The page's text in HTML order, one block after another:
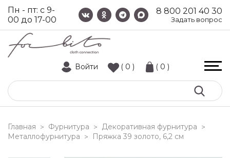
8 800 201 40 30
Задать вопрос
Пн - пт: с 9-
00 до 17-00
Войти ( 0 ) ( 0 )
Главная > Фурнитура > Декоративная фурнитура >
Металлофурнитура > пряжка 39 золото, 6,2 см